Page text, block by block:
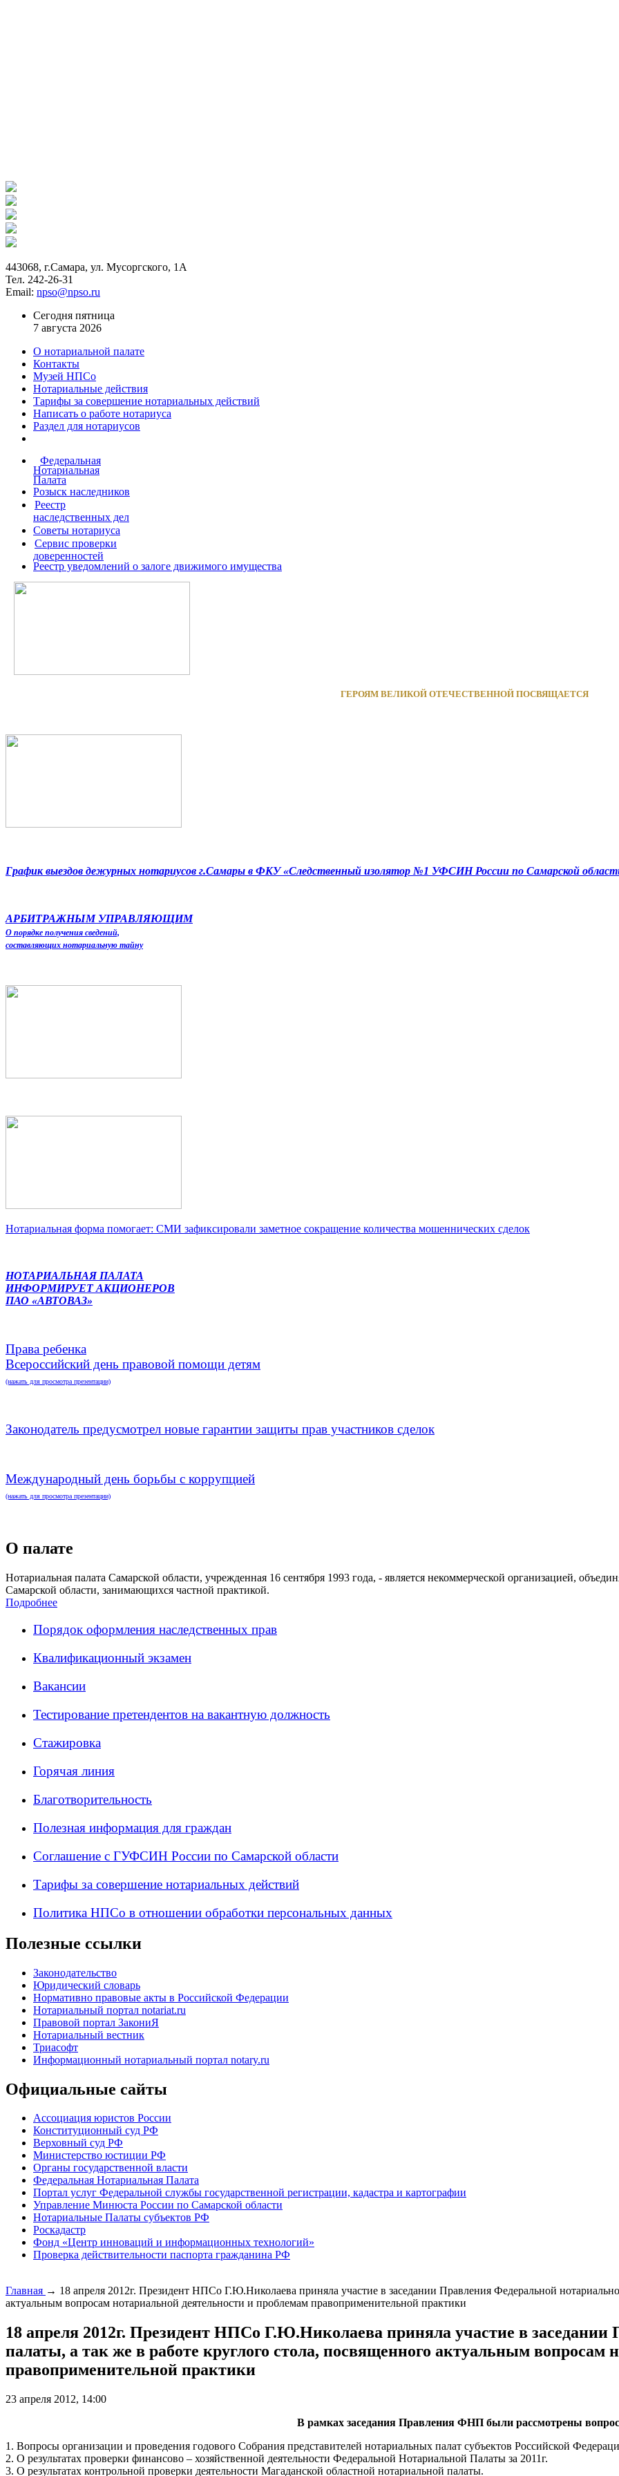
443068, г.Самара, ул. Мусоргского, 1А
Тел. 242-26-31
Email: npso@npso.ru
Сегодня пятница
7 августа 2026
О нотариальной палате
Контакты
Музей НПСо
Нотариальные действия
Тарифы за совершение нотариальных действий
Написать о работе нотариуса
Раздел для нотариусов
Федеральная
Нотариальная
Палата
Розыск наследников
Реестр
наследственных дел
Советы нотариуса
Сервис проверки
доверенностей
Реестр уведомлений о залоге движимого имущества
ГЕРОЯМ ВЕЛИКОЙ ОТЕЧЕСТВЕННОЙ ПОСВЯЩАЕТСЯ
График выездов дежурных нотариусов г.Самары в ФКУ «Следственный изолятор №1 УФСИН России по Самарской
АРБИТРАЖНЫМ УПРАВЛЯЮЩИМ
О порядке получения сведений,
составляющих нотариальную тайну
Нотариальная форма помогает: СМИ зафиксировали заметное сокращение количества мошеннических сделок
НОТАРИАЛЬНАЯ ПАЛАТА
ИНФОРМИРУЕТ АКЦИОНЕРОВ
ПАО «АВТОВАЗ»
Права ребенка
Всероссийский день правовой помощи детям
(нажать для просмотра презентации)
Законодатель предусмотрел новые гарантии защиты прав участников сделок
Международный день борьбы с коррупцией
(нажать для просмотра презентации)
О палате
Нотариальная палата Самарской области, учрежденная 16 сентября 1993 года, - является некоммерческой организацией,
Самарской области, занимающихся частной практикой.
Подробнее
Порядок оформления наследственных прав
Квалификационный экзамен
Вакансии
Тестирование претендентов на вакантную должность
Стажировка
Горячая линия
Благотворительность
Полезная информация для граждан
Соглашение с ГУФСИН России по Самарской области
Тарифы за совершение нотариальных действий
Политика НПСо в отношении обработки персональных данных
Полезные ссылки
Законодательство
Юридический словарь
Нормативно правовые акты в Российской Федерации
Нотариальный портал notariat.ru
Правовой портал ЗакониЯ
Нотариальный вестник
Триасофт
Информационный нотариальный портал notary.ru
Официальные сайты
Ассоциация юристов России
Конституционный суд РФ
Верховный суд РФ
Министерство юстиции РФ
Органы государственной власти
Федеральная Нотариальная Палата
Портал услуг Федеральной службы государственной регистрации, кадастра и картографии
Управление Минюста России по Самарской области
Нотариальные Палаты субъектов РФ
Роскадастр
Фонд «Центр инноваций и информационных технологий»
Проверка действительности паспорта гражданина РФ
Главная → 18 апреля 2012г. Президент НПСо Г.Ю.Николаева приняла участие в заседании Правления Федеральной
актуальным вопросам нотариальной деятельности и проблемам правоприменительной практики
18 апреля 2012г. Президент НПСо Г.Ю.Николаева приняла участие в
палаты, а так же в работе круглого стола, посвященного актуальным вопросам
правоприменительной практики
23 апреля 2012, 14:00
В рамках заседания Правления ФНП были рассмотрены
1. Вопросы организации и проведения годового Собрания представителей нотариальных палат субъектов Российской
2. О результатах проверки финансово – хозяйственной деятельности Федеральной Нотариальной Палаты за 2011г.
3. О результатах контрольной проверки деятельности Магаданской областной нотариальной палаты.